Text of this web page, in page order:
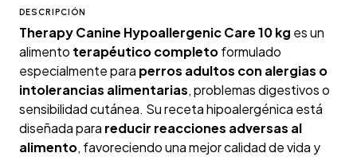
DESCRIPCIÓN
Therapy Canine Hypoallergenic Care 10 kg es un
alimento terapéutico completoformulado
especialmente para perros adultos con alergias o
intolerancias alimentarias, problemas digestivos o
sensibilidad cutánea. Su receta hipoalergénica está
diseñada para reducir reacciones adversas al
alimento, favoreciendo una mejor calidad de vida y